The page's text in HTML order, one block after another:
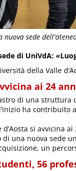
sede
di UniVdA:
della Valle
ai 24
di una struttura
ha contribuito
d’Aosta si avvicina
di una nuova sede
un
56